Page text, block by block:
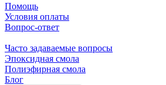
Помощь
Условия оплаты
Вопрос-ответ
Часто задаваемые вопросы
Эпоксидная смола
Полиэфирная смола
Блог